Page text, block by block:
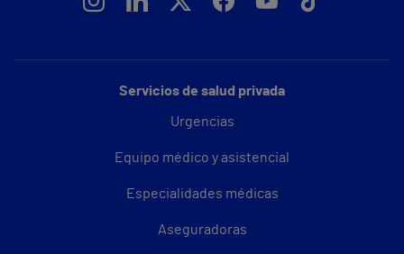
Servicios de salud privada
Urgencias
Equipo médico y asistencial
Especialidades médicas
Aseguradoras